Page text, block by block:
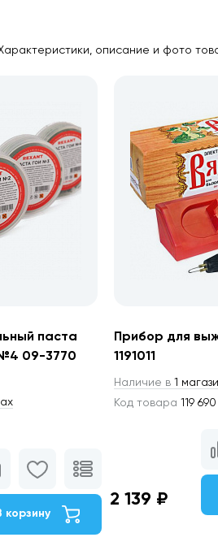
описание и фото
паста
09-3770
корзину
Прибор для
1191011
Наличие в 1
Код товара 119 690
2 139 ₽